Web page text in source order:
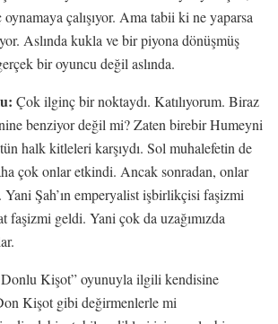
çalışıyor. Ama tabii ki ne yaparsa
Aslında kukla ve bir piyona dönüşmüş
bir oyuncu değil aslında.
Çok ilginç bir noktaydı. Katılıyorum. Biraz
benziyor değil mi? Zaten birebir Humeyni
halk kitleleri karşıydı. Sol muhalefetin de
çok onlar etkindi. Ancak sonradan, onlar
Yani Şah’ın emperyalist işbirlikçisi faşizmi
faşizmi geldi. Yani çok da uzağımızda
Kişot” oyunuyla ilgili kendisine
Kişot gibi değirmenlerle mi